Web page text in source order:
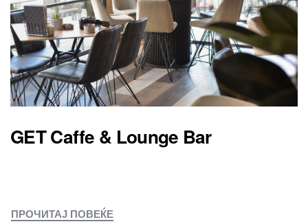
GET Caffe & Lounge Bar
ПРОЧИТАЈ ПОВЕЌЕ